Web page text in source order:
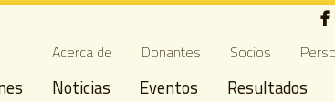
Secondary navigation
Acerca de Donantes Socios
Noticias Eventos Resultados